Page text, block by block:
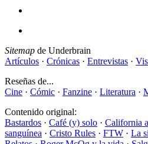
Sitemap de Underbrain
Artículos · Crónicas · Entrevistas ·
Reseñas de...
Cine · Cómic · Fanzine · Literatura ·
Contenido original:
Bastardos · Café (y) solo · California
sanguínea · Cristo Rules · FTW · La